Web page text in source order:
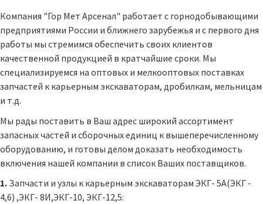
Компания "Гор Мет Арсенал" работает с горнодобывающими
предприятиями России и ближнего зарубежья и с первого дня
работы мы стремимся обеспечить своих клиентов
качественной продукцией в кратчайшие сроки. Мы
специализируемся на оптовых и мелкооптовых поставках
запчастей к карьерным экскаваторам, дробилкам, мельницам
и т.д.
Мы рады поставить в Ваш адрес широкий ассортимент
запасных частей и сборочных единиц к вышеперечисленному
оборудованию, и готовы делом доказать необходимость
включения нашей компании в список Ваших поставщиков.
1. Запчасти и узлы к карьерным экскаваторам ЭКГ- 5А(ЭКГ -
4,6) ,ЭКГ- 8И,ЭКГ-10, ЭКГ-12,5: